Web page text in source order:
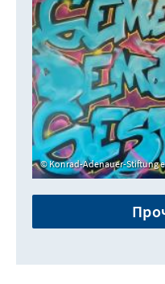
Konrad-Adenauer-Stiftung